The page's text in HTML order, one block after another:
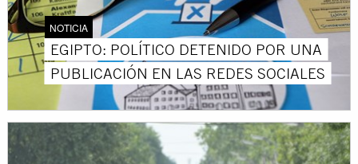
NOTICIA
EGIPTO: POLÍTICO DETENIDO POR UNA
PUBLICACIÓN EN LAS REDES SOCIALES